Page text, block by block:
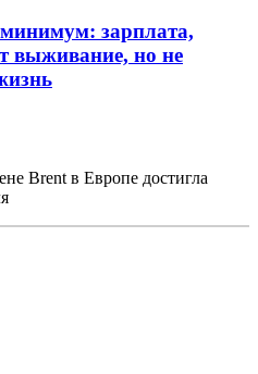
зарплата,
выживание, но не
Brent в Европе достигла